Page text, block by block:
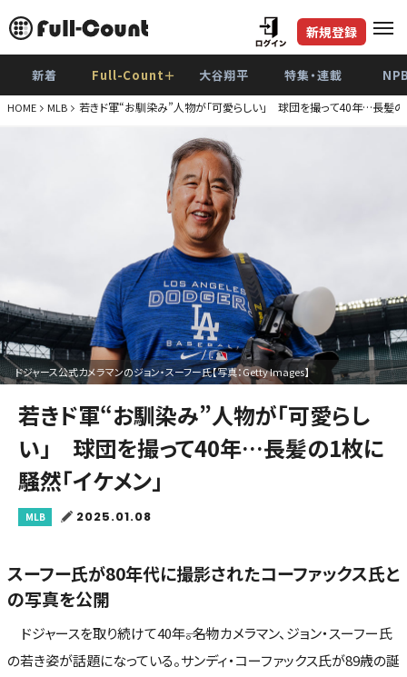
新規登録
新着 Full-Count＋ 大谷翔平 特集・連載
HOME MLB 若きド軍“お馴染み”人物が「可愛らしい」 球団を撮って40年…長髪の
ドジャース公式カメラマンのジョン・スーフー氏【写真：Getty Images】
若きド軍“お馴染み”人物が「可愛らし
い」 球団を撮って40年…長髪の1枚に
騒然「イケメン」
MLB 2025.01.08
スーフー氏が80年代に撮影されたコーファックス氏と
の写真を公開
ドジャースを取り続けて40年――。名物カメラマン、ジョン・スーフー氏
の若き姿が話題になっている。サンディ・コーファックス氏が89歳の誕